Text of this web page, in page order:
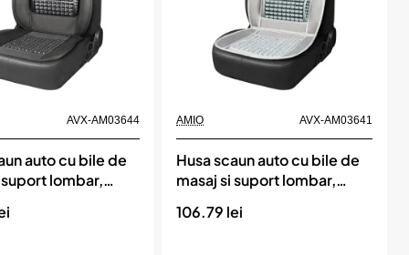
AVX-AM03644
auto cu bile de
suport lombar,
AMIO
Momentan indisponibil
AMIO AVX-AM03641
Husa scaun auto cu bile de
masaj si suport lombar,
culoare Gri, AMIO
106.79 lei